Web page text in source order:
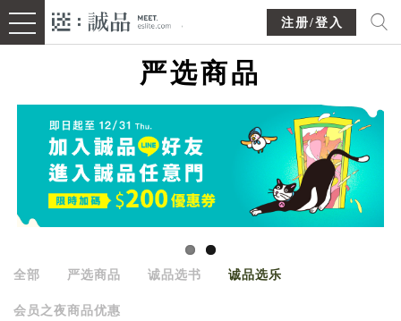
注册/登入
严选商品
全部 严选商品 诚品选书 诚品选乐
会员之夜商品优惠